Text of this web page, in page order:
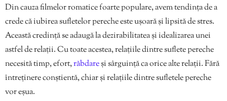
Din cauza filmelor romatice foarte populare, avem tendința de a
crede că iubirea sufletelor pereche este ușoară și lipsită de stres.
Această credință se adaugă la dezirabilitatea și idealizarea unei
astfel de relații. Cu toate acestea, relațiile dintre suflete pereche
necesită timp, efort,răbdareși sârguință ca orice alte relații. Fără
întreținere conștientă, chiar și relațiile dintre sufletele pereche
vor eșua.